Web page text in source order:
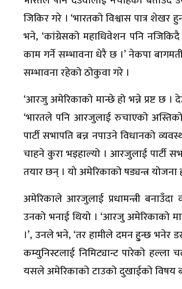
जिकिर गरे । ‘भारतको विश्वास पात्र
भने, ‘कांग्रेसको महाधिवेशन पनि
काम गर्ने सम्भावना धेरै छ ।’ नेकपा
सम्भावना रहेको ठोकुवा गरे ।
‘आरजु अमेरिकाको मान्छे हो भन्ने प्रष्ट छ
‘भारतले पनि आरजुलाई रुचाएको
पार्टी सभापति बन्न नपाउने विधानको
चाहने कुरा भइहाल्यो । आरजुलाई पार्टी
तयार छन् । यो अमेरिकाको षड्यन्त्र योजना
अमेरिकाले आरजुलाई प्रधामन्त्री बनाउँदा
उनको भनाई थियो । ‘आरजु अमेरिकाको
।’, उनले भने, ‘तर हामीले दमन हु्न्छ भनेर
कम्युनिस्टलाई निमिट्यान्ट पारेको
यसले अमेरिकाको टाउको दुखाईको विषय